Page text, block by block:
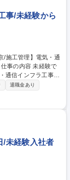
事/未経験から
通信インフラ工事の
線・LAN・監視設備
】
信設備（LAN、無
程・品質・安全・原
。 提案～設計・製
首都圏の現場を中
物側への改変を伴
退職金あり
/未経験入社者